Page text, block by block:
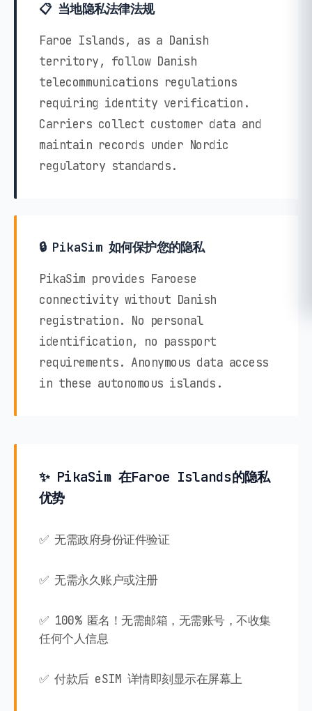
📋 当地隐私法律法规
Faroe Islands, as a Danish
territory, follow Danish
telecommunications regulations
requiring identity verification.
Carriers collect customer data and
maintain records under Nordic
regulatory standards.
🔒 PikaSim 如何保护您的隐私
PikaSim provides Faroese
connectivity without Danish
registration. No personal
identification, no passport
requirements. Anonymous data access
in these autonomous islands.
✨ PikaSim 在Faroe Islands的隐私
优势
✅ 无需政府身份证件验证
✅ 无需永久账户或注册
✅ 100% 匿名！无需邮箱，无需账号，不收集
任何个人信息
✅ 付款后 eSIM 详情即刻显示在屏幕上